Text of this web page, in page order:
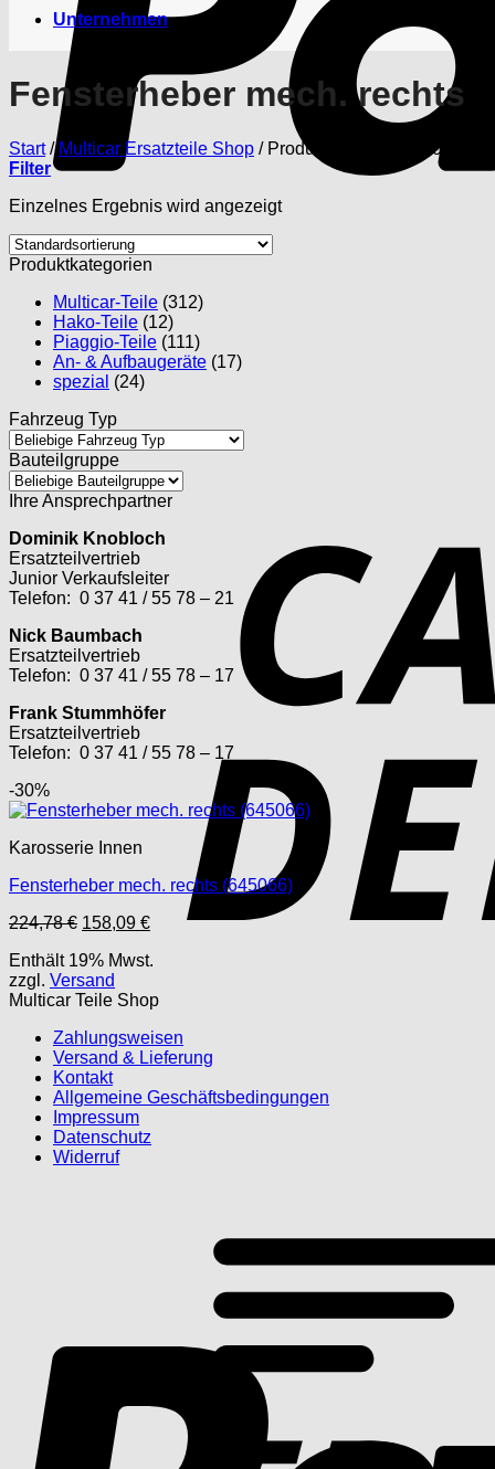
Unternehmen
Fensterheber mech. rechts
Start / Multicar Ersatzteile Shop /Produkte verschlagwortet mit
Filter
Einzelnes Ergebnis wird angezeigt
Produktkategorien
Multicar-Teile (312)
Hako-Teile (12)
Piaggio-Teile (111)
An- & Aufbaugeräte (17)
spezial (24)
Fahrzeug Typ
Bauteilgruppe
Ihre Ansprechpartner
Dominik Knobloch
Ersatzteilvertrieb
Junior Verkaufsleiter
Telefon: 0 37 41 / 55 78 – 21
Nick Baumbach
Ersatzteilvertrieb
Telefon: 0 37 41 / 55 78 – 17
Frank Stummhöfer
Ersatzteilvertrieb
Telefon: 0 37 41 / 55 78 – 17
-30%
Karosserie Innen
Fensterheber mech. rechts (645066)
224,78€ Ursprünglicher
war:
224,78 €
158,09 €Aktueller
ist:
Enthält 19% Mwst.
zzgl. Versand
Multicar Teile Shop
Zahlungsweisen
Versand & Lieferung
Kontakt
Allgemeine Geschäftsbedingungen
Impressum
Datenschutz
Widerruf